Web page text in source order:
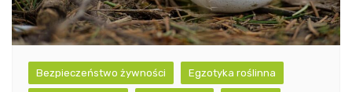
Bezpieczeństwo żywności Egzotyka roślinna